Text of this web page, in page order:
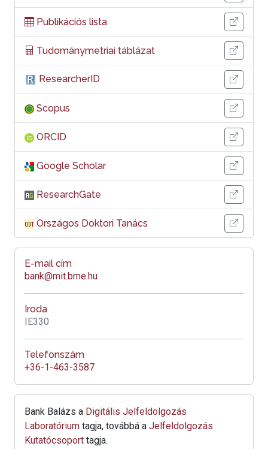
Publikációs lista
Tudománymetriai táblázat
ResearcherID
Scopus
ORCID
Google Scholar
ResearchGate
Országos Doktori Tanács
E-mail cím
bank@mit.bme.hu
Iroda
IE330
Telefonszám
+36-1-463-3587
Bank Balázs a Digitális Jelfeldolgozás
Laboratórium tagja, továbbá a Jelfeldolgozás
Kutatócsoport tagja.